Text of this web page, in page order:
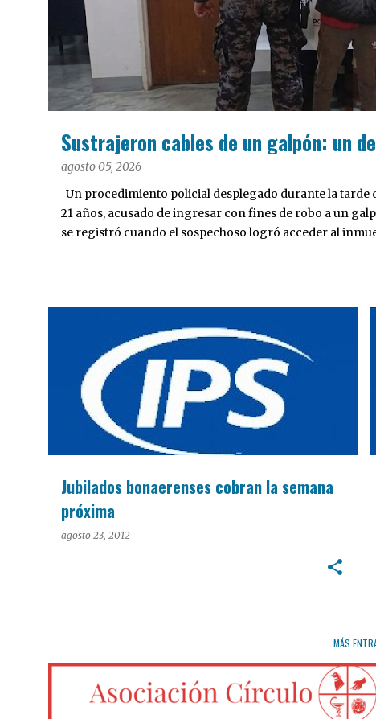
a
Sustrajeron cables de un galpón: un
agosto 05, 2026
Un procedimiento policial desplegado durante la
21 años, acusado de ingresar con fines de robo a un
se registró cuando el sospechoso logró acceder al
Jubilados bonaerenses cobran la semana
próxima
agosto 23, 2012
INTERÉS GENERAL JUBILADOS BONAERENSES
MÁS